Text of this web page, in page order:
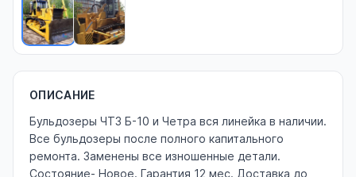
ОПИСАНИЕ
Бульдозеры ЧТЗ Б-10 и Четра вся линейка в наличии.
Все бульдозеры после полного капитального
ремонта. Заменены все изношенные детали.
Состояние- Новое. Гарантия 12 мес. Доставка до